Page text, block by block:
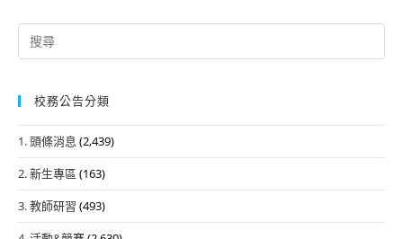
Search
for:
校務公告分類
1. 頭條消息 (2,439)
2. 新生專區 (163)
3. 教師研習 (493)